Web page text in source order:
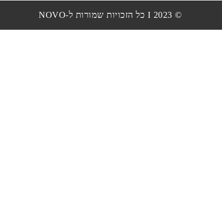
© 2023 I כל הזכויות שמורות ל-NOVO